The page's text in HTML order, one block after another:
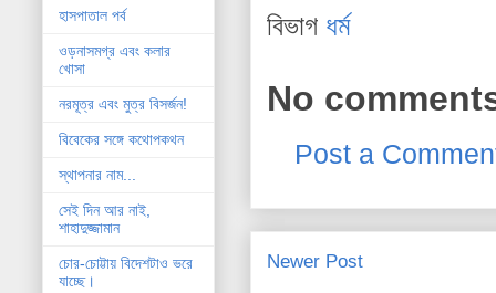
বিভাগ ধর্ম
No
Post a
Newer Post
হাসপাতাল পর্ব
ওড়নাসমগ্র এবং কলার
খোসা
নরমূত্র এবং মুত্র বিসর্জন!
বিবেকের সঙ্গে কথোপকথন
স্থাপনার নাম...
সেই দিন আর নাই,
শাহাদুজ্জামান
চোর-চোট্টায় বিদেশটাও ভরে
যাচ্ছে।